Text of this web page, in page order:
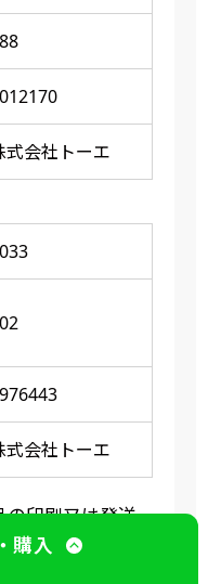
式会社トーエ
式会社トーエ
印刷又は発送
・オリジナルの
購入